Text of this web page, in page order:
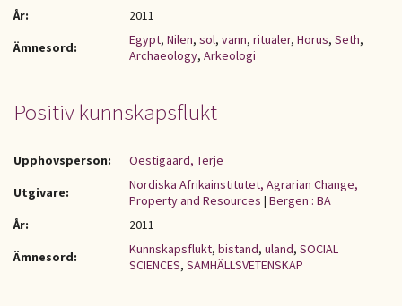
År:
2011
Ämnesord:
Egypt, Nilen, sol, vann, ritualer, Horus, Seth,
Archaeology, Arkeologi
Positiv kunnskapsflukt
Upphovsperson:
Oestigaard, Terje
Utgivare:
Nordiska Afrikainstitutet, Agrarian Change,
Property and Resources | Bergen : BA
År:
2011
Ämnesord:
Kunnskapsflukt, bistand, uland, SOCIAL
SCIENCES, SAMHÄLLSVETENSKAP